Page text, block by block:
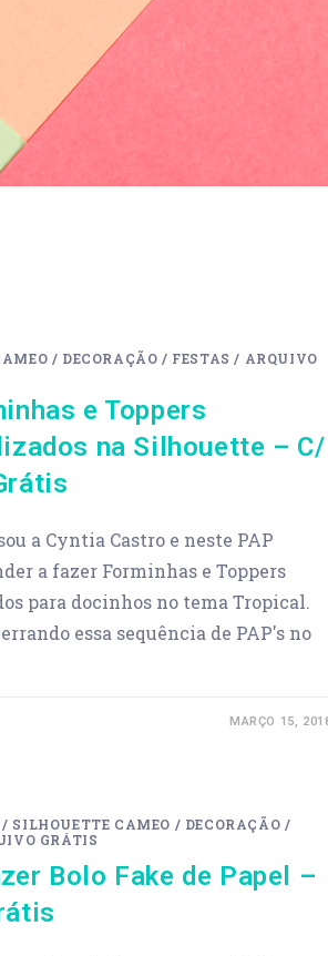
/ DECORAÇÃO / FESTAS / ARQUIVO
e Toppers
na Silhouette – C/
a Cyntia Castro e neste PAP
a fazer Forminhas e Toppers
para docinhos no tema Tropical.
essa sequência de PAP's no
MARÇO 15,
/ SILHOUETTE CAMEO / DECORAÇÃO /
GRÁTIS
Bolo Fake de Papel –